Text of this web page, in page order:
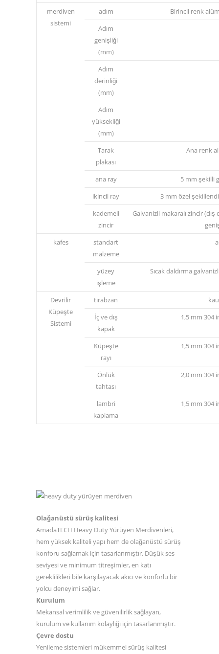
merdiven
sistemi
adım
Birincil renk
Adım
genişliği
(mm)
Adım
derinliği
(mm)
Adım
yüksekliği
(mm)
Tarak
plakası
Ana renk
ana ray
5 mm şekilli
ikincil ray
3 mm özel
kademeli
zincir
Galvanizli makaralı zincir
kafes
standart
malzeme
yüzey
işleme
Sıcak daldırma
Devrilir
Küpeşte
Sistemi
tırabzan
İç ve dış
kapak
1,5 mm 304
Küpeşte
rayı
1,5 mm 304
Önlük
tahtası
2,0 mm 304
lambri
kaplama
1,5 mm 304
Olağanüstü sürüş kalitesi
AmadaTECH Heavy Duty Yürüyen Merdivenleri,
hem yüksek kaliteli yapı hem de olağanüstü sürüş
konforu sağlamak için tasarlanmıştır. Düşük ses
seviyesi ve minimum titreşimler, en katı
gereklilikleri bile karşılayacak akıcı ve konforlu bir
yolcu deneyimi sağlar.
Kurulum
Mekansal verimlilik ve güvenilirlik sağlayan,
kurulum ve kullanım kolaylığı için tasarlanmıştır.
Çevre dostu
Yenileme sistemleri mükemmel sürüş kalitesi